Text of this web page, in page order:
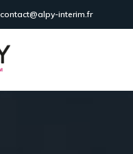
contact@alpy-interim.fr